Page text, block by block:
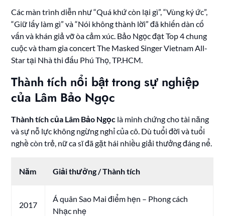
Các màn trình diễn như “Quá khứ còn lại gì”, “Vùng ký ức”,
“Giữ lấy làm gì” và “Nói không thành lời” đã khiến dàn cố
vấn và khán giả vỡ òa cảm xúc. Bảo Ngọc đạt Top 4 chung
cuộc và tham gia concert The Masked Singer Vietnam All-
Star tại Nhà thi đấu Phú Thọ, TP.HCM.
Thành tích nổi bật trong sự nghiệp
của Lâm Bảo Ngọc
Thành tích của Lâm Bảo Ngọc là minh chứng cho tài năng
và sự nỗ lực không ngừng nghỉ của cô. Dù tuổi đời và tuổi
nghề còn trẻ, nữ ca sĩ đã gặt hái nhiều giải thưởng đáng nể.
Năm Giải thưởng / Thành tích
2017
Á quân Sao Mai điểm hẹn – Phong cách
Nhạc nhẹ